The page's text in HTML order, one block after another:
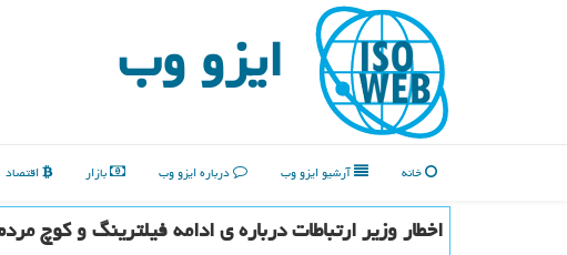
ایزو وب
خانه آرشیو ایزو وب درباره ایزو وب بازار اقتصاد
اخطار وزیر ارتباطات درباره ی ادامه فیلترینگ و کوچ